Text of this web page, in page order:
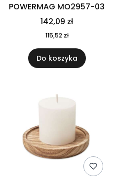
POWERMAG MO2957-03
142,09 zł
115,52 zł
Do koszyka